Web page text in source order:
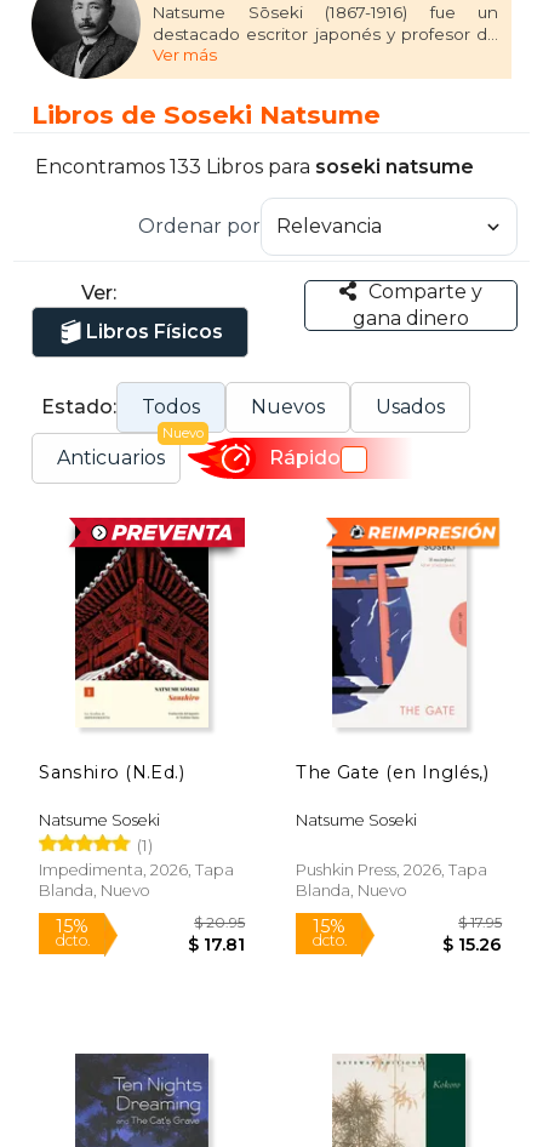
Natsume Sōseki (1867-1916) fue un
destacado escritor japonés y profesor de
literatura inglesa, considerado uno de los
principales literatos del Japón moderno.
encuentran "Soy un gato" (1905), "Botchan"
pertenecientes al género de la literatura
la identidad, la soledad y la transición
cultural en Japón durante la era Meiji.
Aunque Sōseki no recibió premios
siendo su efigie incluida en los billetes de
1000 yenes entre 1984 y 2004. ​
Ver más
Libros de Soseki Natsume
Encontramos 133 Libros para soseki natsume
Ordenar por
Ver:
Libros Físicos
Comparte y
gana dinero
Estado: Todos Nuevos Usados
Anticuarios
Nuevo
Rápido
Sanshiro (N.Ed.)
Natsume Soseki
(1)
Impedimenta, 2026, Tapa
Blanda, Nuevo
dcto.
The Gate (en Inglés,)
Natsume Soseki
Pushkin Press, 2026, Tapa
Blanda, Nuevo
15%
dcto.